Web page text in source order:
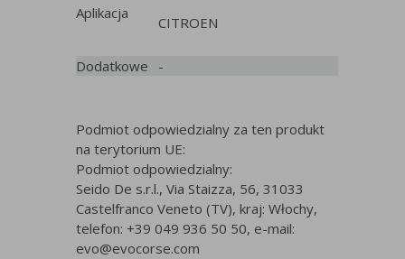
Aplikacja
CITROEN
Dodatkowe -
Podmiot odpowiedzialny za ten produkt
na terytorium UE:
Podmiot odpowiedzialny:
Seido De s.r.l., Via Staizza, 56, 31033
Castelfranco Veneto (TV), kraj: Włochy,
telefon: +39 049 936 50 50, e-mail:
evo@evocorse.com